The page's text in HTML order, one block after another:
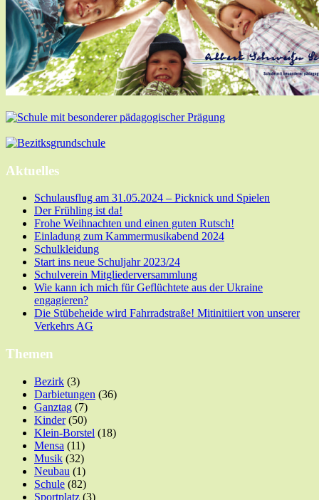
Aktuelles
Schulausflug am 31.05.2024 – Picknick und Spielen
Der Frühling ist da!
Frohe Weihnachten und einen guten Rutsch!
Einladung zum Kammermusikabend 2024
Schulkleidung
Start ins neue Schuljahr 2023/24
Schulverein Mitgliederversammlung
Wie kann ich mich für Geflüchtete aus der Ukraine
engagieren?
Die Stübeheide wird Fahrradstraße! Mitinitiiert von unserer
Verkehrs AG
Themen
Bezirk (3)
Darbietungen (36)
Ganztag (7)
Kinder(50)
Klein-Borstel (18)
Mensa (11)
Musik (32)
Neubau (1)
Schule (82)
Sportplatz (3)